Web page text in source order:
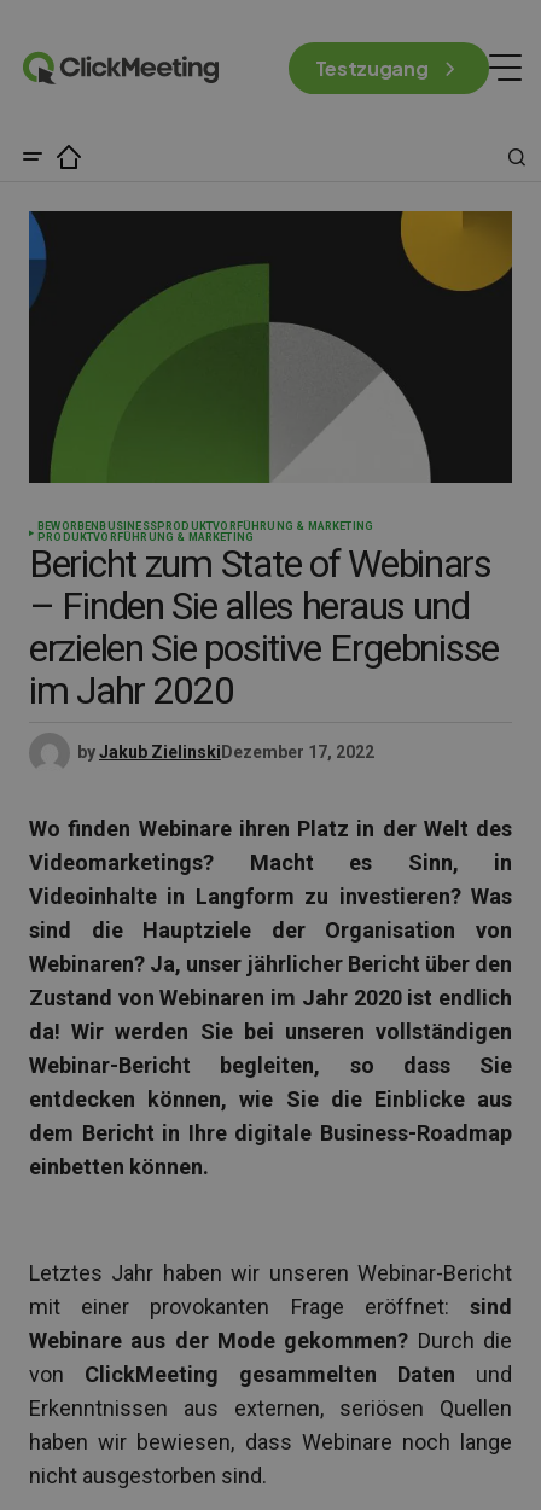
Testzugang
BEWORBEN BUSINESSPRODUKTVORFÜHRUNG & MARKETING
PRODUKTVORFÜHRUNG & MARKETING
Bericht zum State of Webinars
– Finden Sie alles heraus und
erzielen Sie positive Ergebnisse
im Jahr 2020
byJakub Zielinski Dezember 17, 2022
Wo finden Webinare ihren Platz in der Welt des
Videomarketings? Macht es Sinn, in
Videoinhalte in Langform zu investieren? Was
sind die Hauptziele der Organisation von
Webinaren? Ja, unser jährlicher Bericht über den
Zustand von Webinaren im Jahr 2020 ist endlich
da! Wir werden Sie bei unseren vollständigen
Webinar-Bericht begleiten, so dass Sie
entdecken können, wie Sie die Einblicke aus
dem Bericht in Ihre digitale Business-Roadmap
einbetten können.
Letztes Jahr haben wir unseren Webinar-Bericht
mit einer provokanten Frage eröffnet: sind
Webinare aus der Mode gekommen? Durch die
von ClickMeeting gesammelten Daten und
Erkenntnissen aus externen, seriösen Quellen
haben wir bewiesen, dass Webinare noch lange
nicht ausgestorben sind.